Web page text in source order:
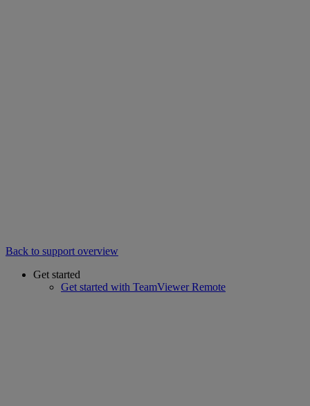
Back to support overview
Get started
Get started with TeamViewer Remote